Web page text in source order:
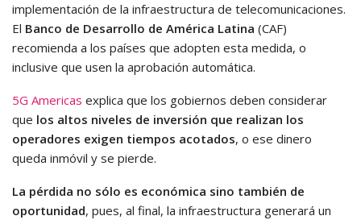
implementación de la infraestructura de telecomunicaciones.
El Banco de Desarrollo de América Latina (CAF)
recomienda a los países que adopten esta medida, o
inclusive que usen la aprobación automática.
5G Americas explica que los gobiernos deben considerar
que los altos niveles de inversión que realizan los
operadores exigen tiempos acotados, o ese dinero
queda inmóvil y se pierde.
La pérdida no sólo es económica sino también de
oportunidad, pues, al final, la infraestructura generará un